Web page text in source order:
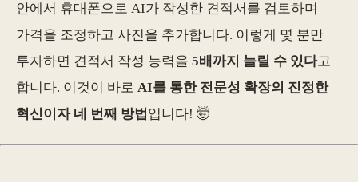
안에서 휴대폰으로 AI가 작성한 견적서를 검토하며
가격을 조정하고 사진을 추가합니다. 이렇게 몇 분만
투자하면 견적서 작성 능력을 5배까지 늘릴 수 있다고
합니다. 이것이 바로 AI를 통한 전문성 확장의 진정한
혁신이자 네 번째 방법 입니다! 🤯